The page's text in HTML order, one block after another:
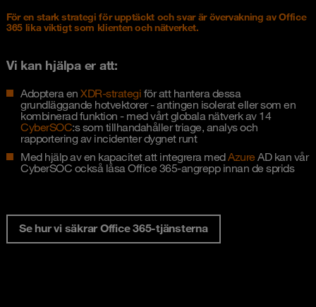
För en stark strategi för upptäckt och svar är övervakning av Office
365 lika viktigt som klienten och nätverket.
Vi kan hjälpa er att:
Adoptera en XDR-strategi för att hantera dessa
grundläggande hotvektorer - antingen isolerat eller som en
kombinerad funktion - med vårt globala nätverk av 14
CyberSOC:s som tillhandahåller triage, analys och
rapportering av incidenter dygnet runt
Med hjälp av en kapacitet att integrera medAzure AD kan vår
CyberSOC också låsa Office 365-angrepp innan de sprids
Se hur vi säkrar Office 365-tjänsterna